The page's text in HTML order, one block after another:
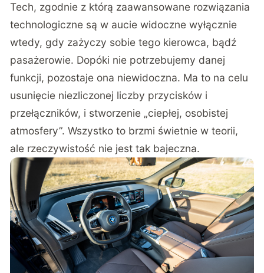
Tech, zgodnie z którą zaawansowane rozwiązania
technologiczne są w aucie widoczne wyłącznie
wtedy, gdy zażyczy sobie tego kierowca, bądź
pasażerowie. Dopóki nie potrzebujemy danej
funkcji, pozostaje ona niewidoczna. Ma to na celu
usunięcie niezliczonej liczby przycisków i
przełączników, i stworzenie „ciepłej, osobistej
atmosfery”. Wszystko to brzmi świetnie w teorii,
ale rzeczywistość nie jest tak bajeczna.